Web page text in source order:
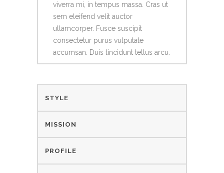
viverra mi, in tempus massa. Cras ut
sem eleifend velit auctor
ullamcorper. Fusce suscipit
consectetur purus vulputate
accumsan. Duis tincidunt tellus arcu.
STYLE
MISSION
PROFILE